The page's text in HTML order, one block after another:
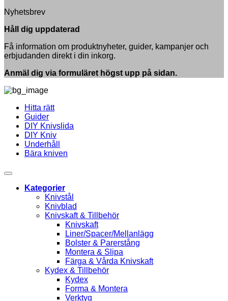
steg
av
Nyhetsbrev
Håll dig uppdaterad
Få information om produktnyheter, guider, kampanjer och
erbjudanden direkt i din inkorg.
Anmäl dig via formuläret högst upp på sidan.
Hitta rätt
Guider
DIY Knivslida
DIY Kniv
Underhåll
Bära kniven
Kategorier
Knivstål
Knivblad
Knivskaft & Tillbehör
Knivskaft
Liner/Spacer/Mellanlägg
Bolster & Parerstång
Montera & Slipa
Färga & Vårda Knivskaft
Kydex & Tillbehör
Kydex
Forma & Montera
Verktyg